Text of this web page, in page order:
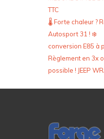
TTC
🌡️ Forte chaleur ?
Autosport 31 ! ❄️
conversion E85 à
Règlement en 3x
possible ! JEEP